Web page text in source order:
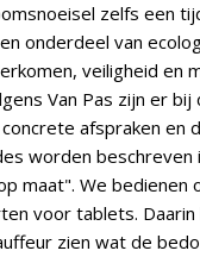
zelfs een
onderdeel van
veiligheid en
Van Pas zijn er
afspraken en
worden beschreven
maat". We
voor tablets.
zien wat de